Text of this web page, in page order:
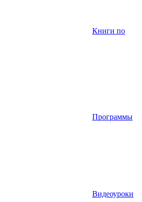
Книги по
Программы
Видеоуроки